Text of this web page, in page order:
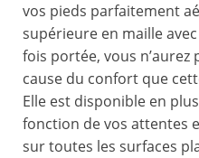
vos pieds parfaitement
supérieure en maille
fois portée, vous n’aurez
cause du confort que
Elle est disponible en
fonction de vos attentes
sur toutes les surfaces